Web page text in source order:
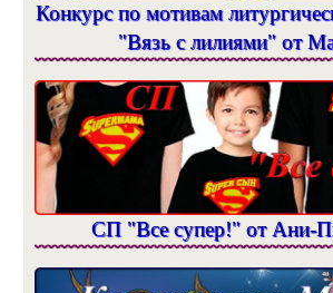
Конкурс по мотивам
"Вязь с лилиями" от
СП "Все супер!" от Ани-